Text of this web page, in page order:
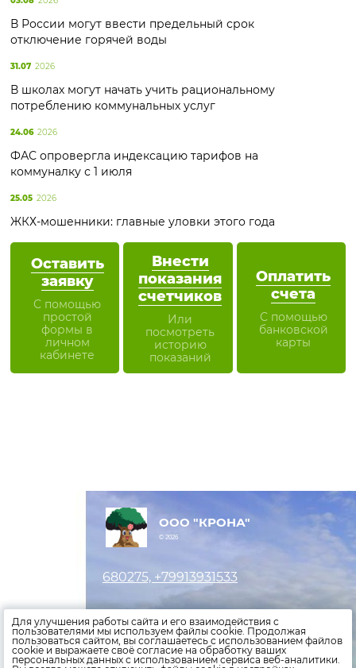
Оставить
заявку
С помощью
простой
формы в
личном
кабинете
Внести
показания
счетчиков
Или
посмотреть
историю
показаний
Оплатить
счета
С помощью
банковской
карты
В России могут ввести предельный срок
отключение горячей воды
31.07 2026
В школах могут начать учить рациональному
потреблению коммунальных услуг
24.06 2026
ФАС опровергла индексацию тарифов на
коммуналку с 1 июля
25.05 2026
ЖКХ-мошенники: главные уловки этого года
ООО "КРОНА"
© 2026
680275, +79913931533
Оставить заявку
Внести показания счетчиков
Оплатить счета
Для улучшения работы сайта и его взаимодействия с
пользователями мы используем файлы cookie. Продолжая
пользоваться сайтом, вы соглашаетесь с использованием файлов
cookie и выражаете своё согласие на обработку ваших
персональных данных с использованием сервиса веб-аналитики.